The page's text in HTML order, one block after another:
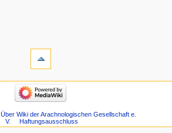
Über Wiki der Arachnologischen Gesellschaft e.
V.
Haftungsausschluss